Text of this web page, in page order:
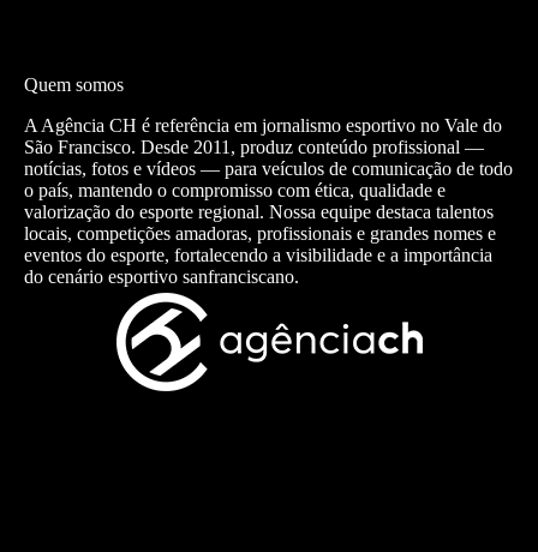
Quem somos
A Agência CH é referência em jornalismo esportivo no Vale do
São Francisco. Desde 2011, produz conteúdo profissional —
notícias, fotos e vídeos — para veículos de comunicação de todo
o país, mantendo o compromisso com ética, qualidade e
valorização do esporte regional. Nossa equipe destaca talentos
locais, competições amadoras, profissionais e grandes nomes e
eventos do esporte, fortalecendo a visibilidade e a importância
do cenário esportivo sanfranciscano.